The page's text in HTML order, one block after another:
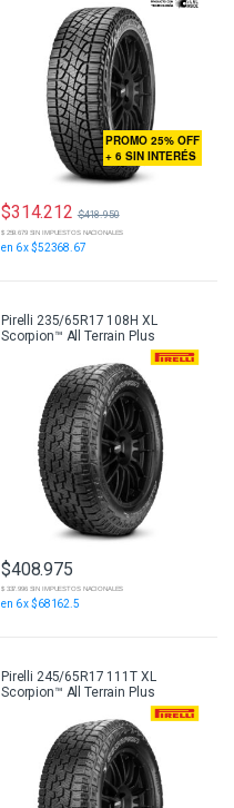
PROMO 25% OFF
+ 6 SIN INTERÉS
$314.212 $418.950
$ 259.679 SIN IMPUESTOS NACIONALES
en 6 x $52368.67
Pirelli 235/65R17 108H XL
Scorpion™ All Terrain Plus
$408.975
$ 337.996 SIN IMPUESTOS NACIONALES
en 6 x $68162.5
Pirelli 245/65R17 111T XL
Scorpion™ All Terrain Plus